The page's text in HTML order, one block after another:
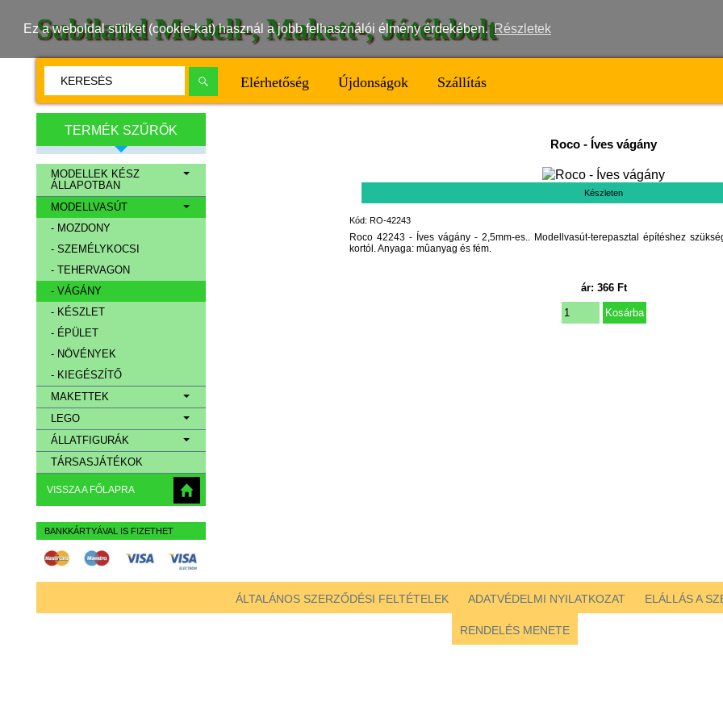
Ez a weboldal sütiket (cookie-kat) használ a jobb felhasználói élmény érdekében. Részletek
Subiland Modell-, Makett-, Játékbolt
Elérhetőség Újdonságok Szállítás
TERMÉK SZŰRŐK
MODELLEK KÉSZ
ÁLLAPOTBAN
MODELLVASÚT
- MOZDONY
- SZEMÉLYKOCSI
- TEHERVAGON
- VÁGÁNY
- KÉSZLET
- ÉPÜLET
- NÖVÉNYEK
- KIEGÉSZÍTŐ
MAKETTEK
LEGO
ÁLLATFIGURÁK
TÁRSASJÁTÉKOK
VISSZA A FŐLAPRA
BANKKÁRTYÁVAL IS FIZETHET
Roco - Íves vágány
Készleten
Kód: RO-42243
Roco 42243 - Íves vágány - 2,5mm-es.. Modellvasút-terepasztal építéshez
kortól. Anyaga: mûanyag és fém.
ár: 366Ft
ÁLTALÁNOS SZERZŐDÉSI FELTÉTELEK ADATVÉDELMI NYILATKOZAT ELÁLLÁS A
RENDELÉS MENETE